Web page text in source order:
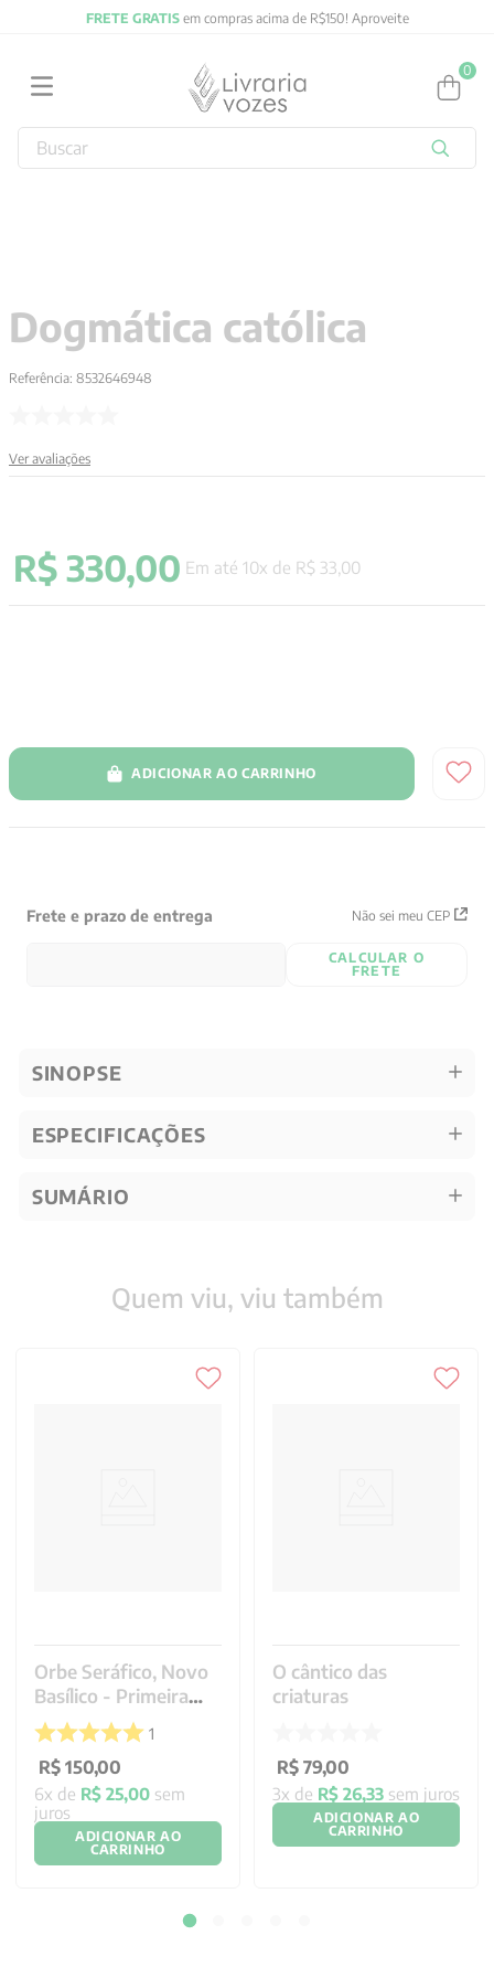
FRETE GRATISem compras acima de R$150! Aproveite
0
Buscar
Dogmática católica
Referência: 8532646948
Ver avaliações
R$ 330,00 Em até 10x de R$ 33 00
ADICIONAR AO CARRINHO
Frete e prazo de entrega Não sei meu CEP
CALCULAR O
FRETE
SINOPSE
ESPECIFICAÇÕES
SUMÁRIO
Quem viu, viu também
Orbe Seráfico, Novo
Basílico - Primeira
Parte
1
R$ 150,00
6x de R$ 25,00 sem
juros
ADICIONAR AO
CARRINHO
O cântico das
criaturas
R$ 79,00
3x de R$ 26,33 sem juros
ADICIONAR AO
CARRINHO
4º jung
5 byung chul han
10 verena kast